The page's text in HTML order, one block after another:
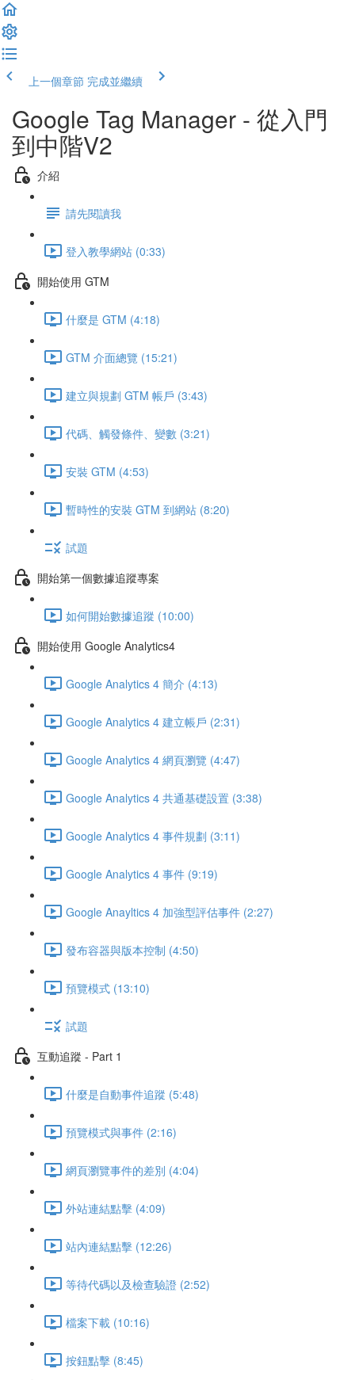
上一個章節 完成並繼續
Google Tag Manager - 從入門
到中階V2
介紹
請先閱讀我
登入教學網站 (0:33)
開始使用 GTM
什麼是 GTM (4:18)
GTM 介面總覽 (15:21)
建立與規劃 GTM 帳戶 (3:43)
代碼、觸發條件、變數 (3:21)
安裝 GTM (4:53)
暫時性的安裝 GTM 到網站 (8:20)
試題
開始第一個數據追蹤專案
如何開始數據追蹤 (10:00)
開始使用 Google Analytics4
Google Analytics 4 簡介 (4:13)
Google Analytics 4 建立帳戶 (2:31)
Google Analytics 4 網頁瀏覽 (4:47)
Google Analytics 4 共通基礎設置 (3:38)
Google Analytics 4 事件規劃 (3:11)
Google Analytics 4 事件 (9:19)
Google Anayltics 4 加強型評估事件 (2:27)
發布容器與版本控制 (4:50)
預覽模式 (13:10)
試題
互動追蹤 - Part 1
什麼是自動事件追蹤 (5:48)
預覽模式與事件 (2:16)
網頁瀏覽事件的差別 (4:04)
外站連結點擊 (4:09)
站內連結點擊 (12:26)
等待代碼以及檢查驗證 (2:52)
檔案下載 (10:16)
按鈕點擊 (8:45)